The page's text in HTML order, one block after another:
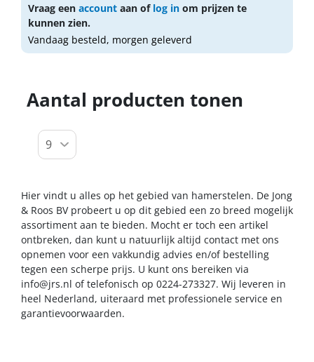
Vraag een account aan of log in om prijzen te
kunnen zien.
Vandaag besteld, morgen geleverd
Aantal producten tonen
Hier vindt u alles op het gebied van hamerstelen. De Jong
& Roos BV probeert u op dit gebied een zo breed mogelijk
assortiment aan te bieden. Mocht er toch een artikel
ontbreken, dan kunt u natuurlijk altijd contact met ons
opnemen voor een vakkundig advies en/of bestelling
tegen een scherpe prijs. U kunt ons bereiken via
info@jrs.nl of telefonisch op 0224-273327. Wij leveren in
heel Nederland, uiteraard met professionele service en
garantievoorwaarden.